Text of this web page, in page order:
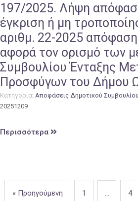
197/2025. Λήψη
έγκριση ή μη
αριθμ. 22-2025
αφορά τον ορισμό των
Συμβουλίου Ένταξης
Προσφύγων του Δήμου
Κατηγορία: Αποφάσεις Δημοτικού Συμβουλίου
20251209
Περισσότερα
« Προηγούμενη 1 … 4